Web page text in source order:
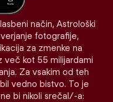
način, Astrološki
fotografije,
za zmenke na
več kot 55 milijardami
Za vsakim od teh
vedno bistvo. To je
bi nikoli srečal/-a: